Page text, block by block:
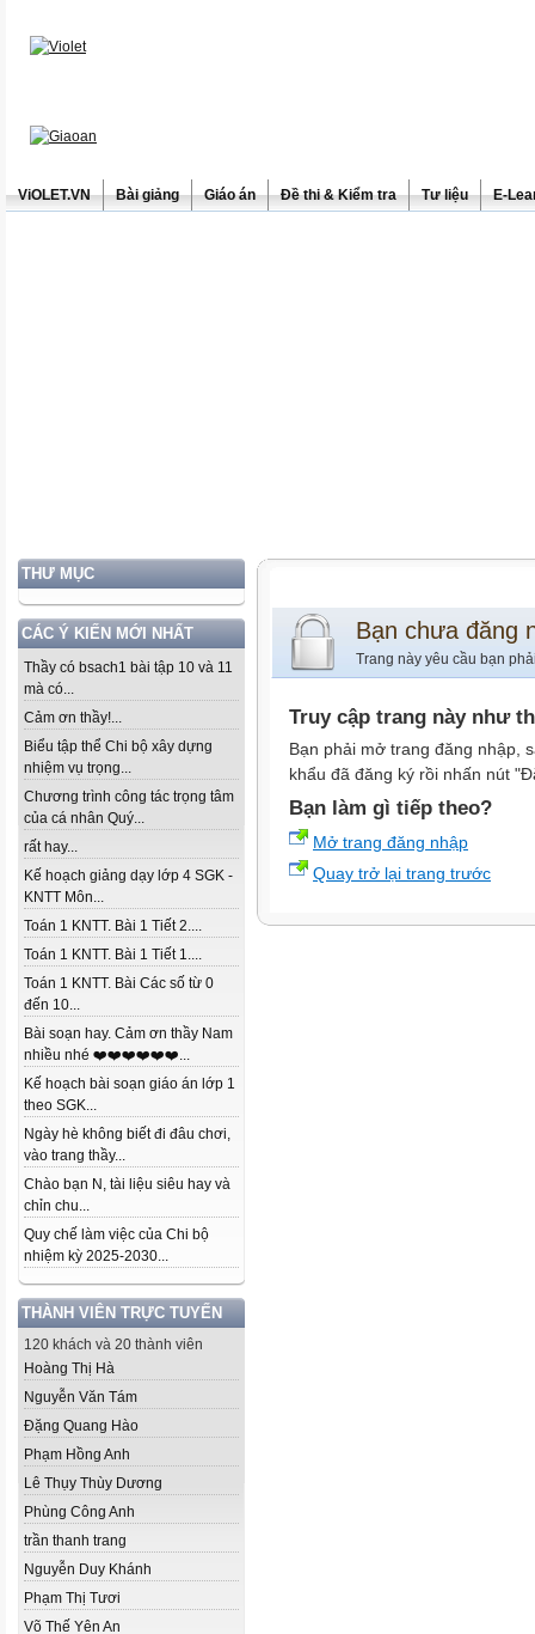
ViOLET.VN Bài giảng Giáo án Đề thi & Kiểm tra Tư liệu E-
THƯ MỤC
CÁC Ý KIẾN MỚI NHẤT
Thầy có bsach1 bài tập 10 và 11
mà có...
Cảm ơn thầy!...
Biểu tập thể Chi bộ xây dựng
nhiệm vụ trọng...
Chương trình công tác trọng tâm
của cá nhân Quý...
rất hay...
Kế hoạch giảng dạy lớp 4 SGK -
KNTT Môn...
Toán 1 KNTT. Bài 1 Tiết 2....
Toán 1 KNTT. Bài 1 Tiết 1....
Toán 1 KNTT. Bài Các số từ 0
đến 10...
Bài soạn hay. Cảm ơn thầy Nam
nhiều nhé ❤️❤️❤️❤️❤️❤️...
Kế hoạch bài soạn giáo án lớp 1
theo SGK...
Ngày hè không biết đi đâu chơi,
vào trang thầy...
Chào bạn N, tài liệu siêu hay và
chỉn chu...
Quy chế làm việc của Chi bộ
nhiệm kỳ 2025-2030...
THÀNH VIÊN TRỰC TUYẾN
120 khách và 20 thành viên
Hoàng Thị Hà
Nguyễn Văn Tám
Đặng Quang Hào
Phạm Hồng Anh
Lê Thụy Thùy Dương
Phùng Công Anh
trần thanh trang
Nguyễn Duy Khánh
Phạm Thị Tươi
Võ Thế Yên An
Bạn chưa đăng
Trang này yêu cầu bạn
Truy cập trang này như
Bạn phải mở trang đăng nhập,
khẩu đã đăng ký rồi nhấn nút
Bạn làm gì tiếp theo?
Mở trang đăng nhập
Quay trở lại trang trước